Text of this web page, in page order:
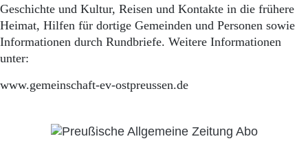
Geschichte und Kultur, Reisen und Kontakte in die frühere
Heimat, Hilfen für dortige Gemeinden und Personen sowie
Informationen durch Rundbriefe. Weitere Informationen
unter:
www.gemeinschaft-ev-ostpreussen.de